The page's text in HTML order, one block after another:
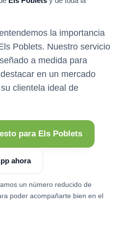
la importancia
Poblets. Nuestro servicio
a medida para
en un mercado
clientela ideal de
para Els Poblets
ahora
un número reducido de
poder acompañarte bien en el